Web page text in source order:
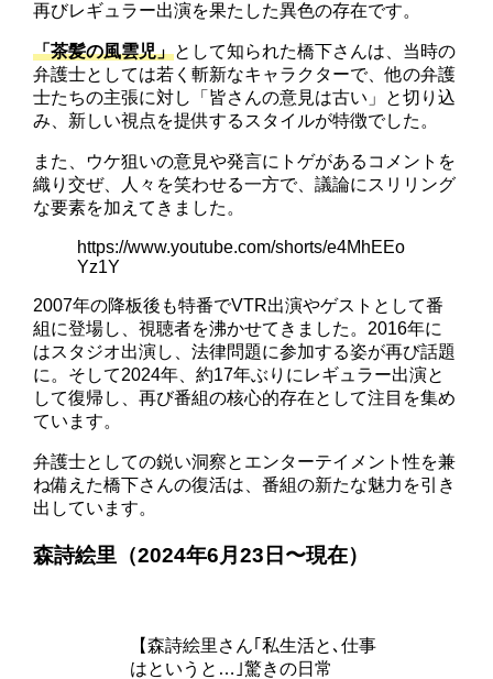
再びレギュラー出演を果たした異色の存在です。
「茶髪の風雲児」として知られた橋下さんは、当時の
弁護士としては若く斬新なキャラクターで、他の弁護
士たちの主張に対し「皆さんの意見は古い」と切り込
み、新しい視点を提供するスタイルが特徴でした。
また、ウケ狙いの意見や発言にトゲがあるコメントを
織り交ぜ、人々を笑わせる一方で、議論にスリリング
な要素を加えてきました。
https://www.youtube.com/shorts/e4MhEEo
Yz1Y
2007年の降板後も特番でVTR出演やゲストとして番
組に登場し、視聴者を沸かせてきました。2016年に
はスタジオ出演し、法律問題に参加する姿が再び話題
に。そして2024年、約17年ぶりにレギュラー出演と
して復帰し、再び番組の核心的存在として注目を集め
ています。
弁護士としての鋭い洞察とエンターテイメント性を兼
ね備えた橋下さんの復活は、番組の新たな魅力を引き
出しています。
森詩絵里（2024年6月23日〜現在）
【森詩絵里さん｢私生活と､仕事
はというと…｣驚きの日常